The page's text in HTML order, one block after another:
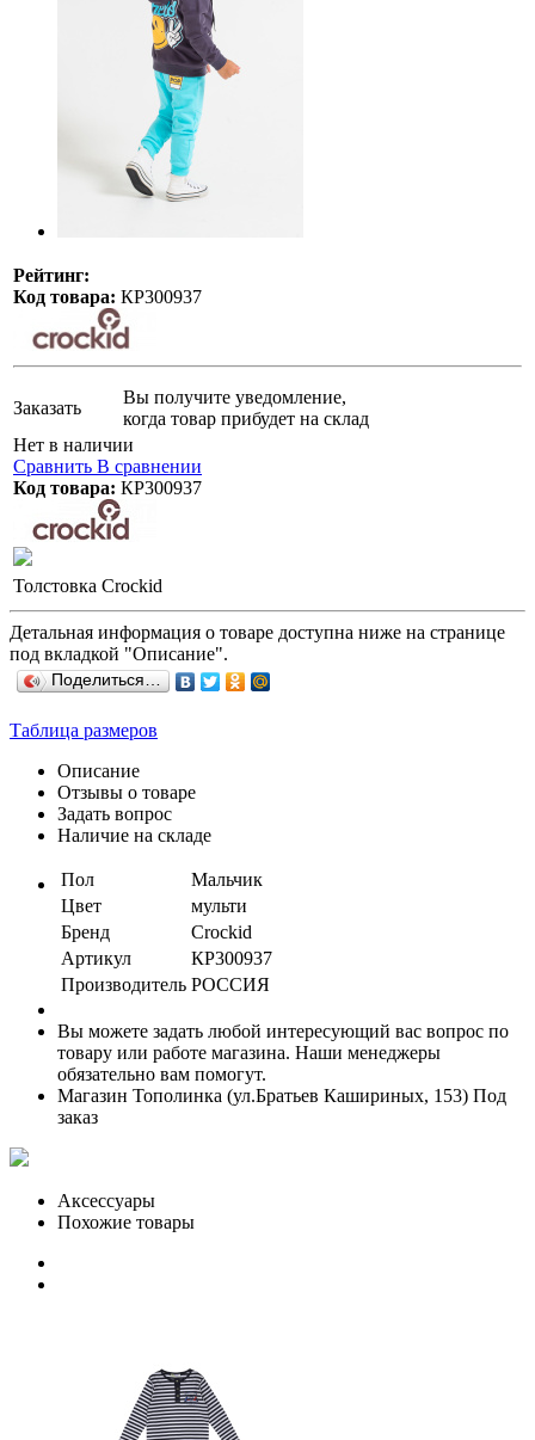
Рейтинг:
Код товара: КР300937
Заказать
Вы получите уведомление,
когда товар прибудет на склад
Нет в наличии
Сравнить В сравнении
Код товара: КР300937
Толстовка Crockid
Детальная информация о товаре доступна ниже на странице
под вкладкой "Описание".
Поделиться…
Таблица размеров
Описание
Отзывы о товаре
Задать вопрос
Наличие на складе
Пол
Мальчик
Цвет
мульти
Бренд
Crockid
Артикул
КР300937
Производитель РОССИЯ
Вы можете задать любой интересующий вас вопрос по
товару или работе магазина. Наши менеджеры
обязательно вам помогут.
Магазин Тополинка (ул.Братьев Кашириных, 153) Под
заказ
Аксессуары
Похожие товары